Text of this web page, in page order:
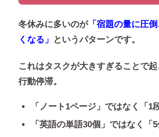
冬休みに多いのが「宿題の量に圧
くなる」
というパターンです。
これはタスクが大きすぎることで
行動停滞。
「ノート1ページ」ではなく「1
「英語の単語30個」ではなく「5